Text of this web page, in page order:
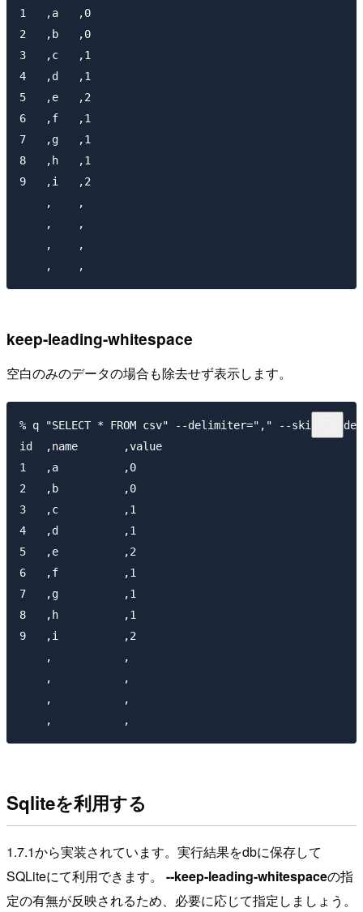
1   ,a   ,0
2   ,b   ,0
3   ,c   ,1
4   ,d   ,1
5   ,e   ,2
6   ,f   ,1
7   ,g   ,1
8   ,h   ,1
9   ,i   ,2
    ,    ,
    ,    ,
    ,    ,
keep-leading-whitespace
空白のみのデータの場合も除去せず表示します。
% q "SELECT * FROM csv" --delimiter="," --skip-
id  ,name       ,value
1   ,a          ,0
2   ,b          ,0
3   ,c          ,1
4   ,d          ,1
5   ,e          ,2
6   ,f          ,1
7   ,g          ,1
8   ,h          ,1
9   ,i          ,2
    ,           ,
    ,           ,
    ,           ,
Sqliteを利用する
1.7.1から実装されています。実行結果をdbに保存して
SQLiteにて利用できます。 --keep-leading-whitespaceの指
定の有無が反映されるため、必要に応じて指定しましょう。